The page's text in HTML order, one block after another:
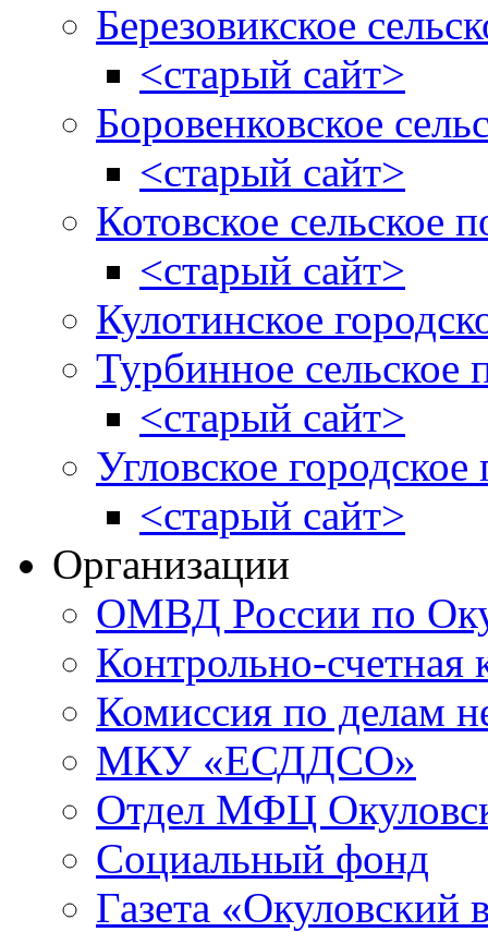
Березовикское
<старый сайт>
Боровенковское
<старый сайт>
Котовское сельское
<старый сайт>
Кулотинское
Турбинное сельское
<старый сайт>
Угловское городское
<старый сайт>
Организации
ОМВД России по
Контрольно-счетная
Комиссия по делам
МКУ «ЕСДДСО»
Отдел МФЦ
Социальный фонд
Газета «Окуловский